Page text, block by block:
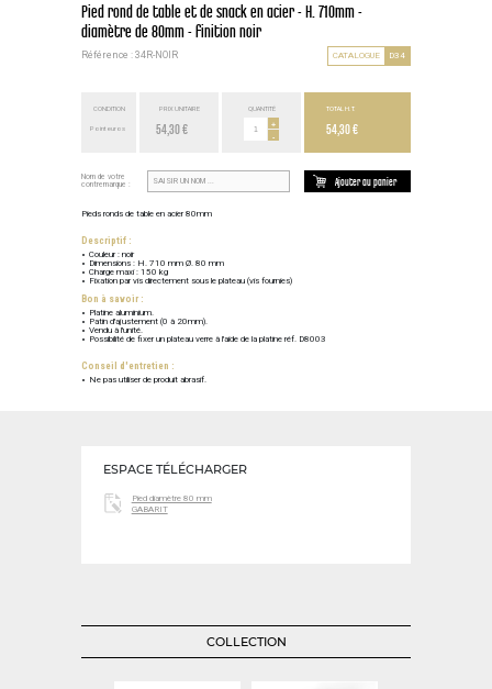
Pied rond de table et de snack en acier - H. 710mm -
diamètre de 80mm - finition noir
Référence : 34R-NOIR CATALOGUE D34
CONDITION
Point euros
PRIX UNITAIRE
54,30 €
QUANTITÉ
+
-
TOTAL H.T.
54,30 €
Nom de votre
contremarque :
Ajouter au panier
Pieds ronds de table en acier 80mm
Descriptif :
Couleur : noir
Dimensions : H. 710 mm Ø. 80 mm
Charge maxi : 150 kg
Fixation par vis directement sous le plateau (vis fournies)
Bon à savoir :
Platine aluminium.
Patin d'ajustement (0 à 20mm).
Vendu à l'unité.
Possibilité de fixer un plateau verre à l'aide de la platine réf. D8003
Conseil d'entretien :
Ne pas utiliser de produit abrasif.
ESPACE TÉLÉCHARGER
Pied diamètre 80 mm
GABARIT
COLLECTION